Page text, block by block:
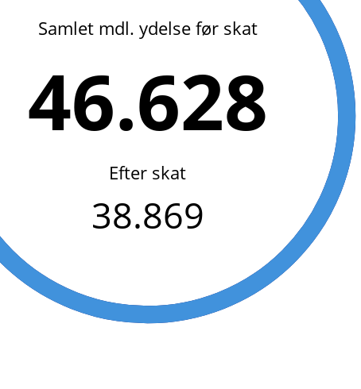
Samlet mdl. ydelse før skat
46.628
Efter skat
38.869